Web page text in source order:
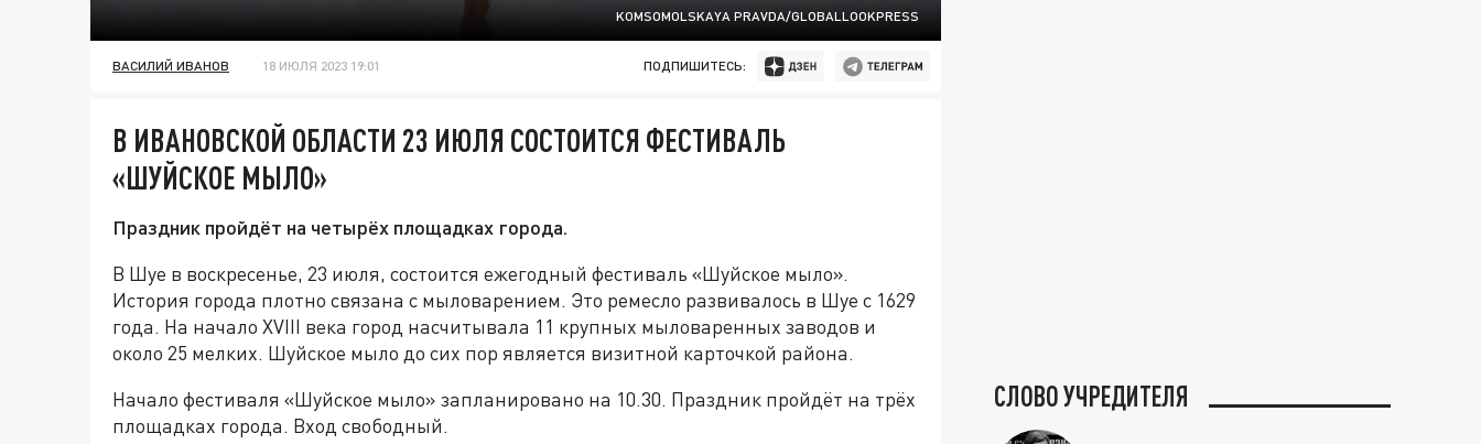
KOMSOMOLSKAYA PRAVDA/GLOBALLOOKPRESS
ВАСИЛИЙ ИВАНОВ 18 ИЮЛЯ 2023 19:01 ПОДПИШИТЕСЬ:
В ИВАНОВСКОЙ ОБЛАСТИ 23 ИЮЛЯ СОСТОИТСЯ ФЕСТИВАЛЬ
«ШУЙСКОЕ МЫЛО»
Праздник пройдёт на четырёх площадках города.
В Шуе в воскресенье, 23 июля, состоится ежегодный фестиваль «Шуйское мыло».
История города плотно связана с мыловарением. Это ремесло развивалось в Шуе с 1629
года. На начало XVIII века город насчитывала 11 крупных мыловаренных заводов и
около 25 мелких. Шуйское мыло до сих пор является визитной карточкой района.
Начало фестиваля «Шуйское мыло» запланировано на 10.30. Праздник пройдёт на трёх
площадках города. Вход свободный.
СЛОВО УЧРЕДИТЕЛЯ